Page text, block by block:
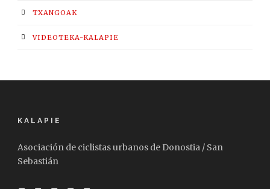
TXANGOAK
VIDEOTEKA-KALAPIE
KALAPIE
Asociación de ciclistas urbanos de Donostia / San
Sebastián